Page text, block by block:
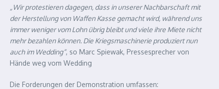
„Wir protestieren dagegen, dass in unserer Nachbarschaft mit
der Herstellung von Waffen Kasse gemacht wird, während uns
immer weniger vom Lohn übrig bleibt und viele ihre Miete nicht
mehr bezahlen können. Die Kriegsmaschinerie produziert nun
auch im Wedding“, so Marc Spiewak, Pressesprecher von
Hände weg vom Wedding
Die Forderungen der Demonstration umfassen: